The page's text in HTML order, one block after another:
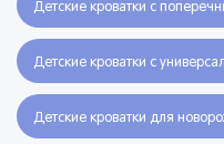
Детские кроватки с
Детские кроватки с
Детские кроватки для